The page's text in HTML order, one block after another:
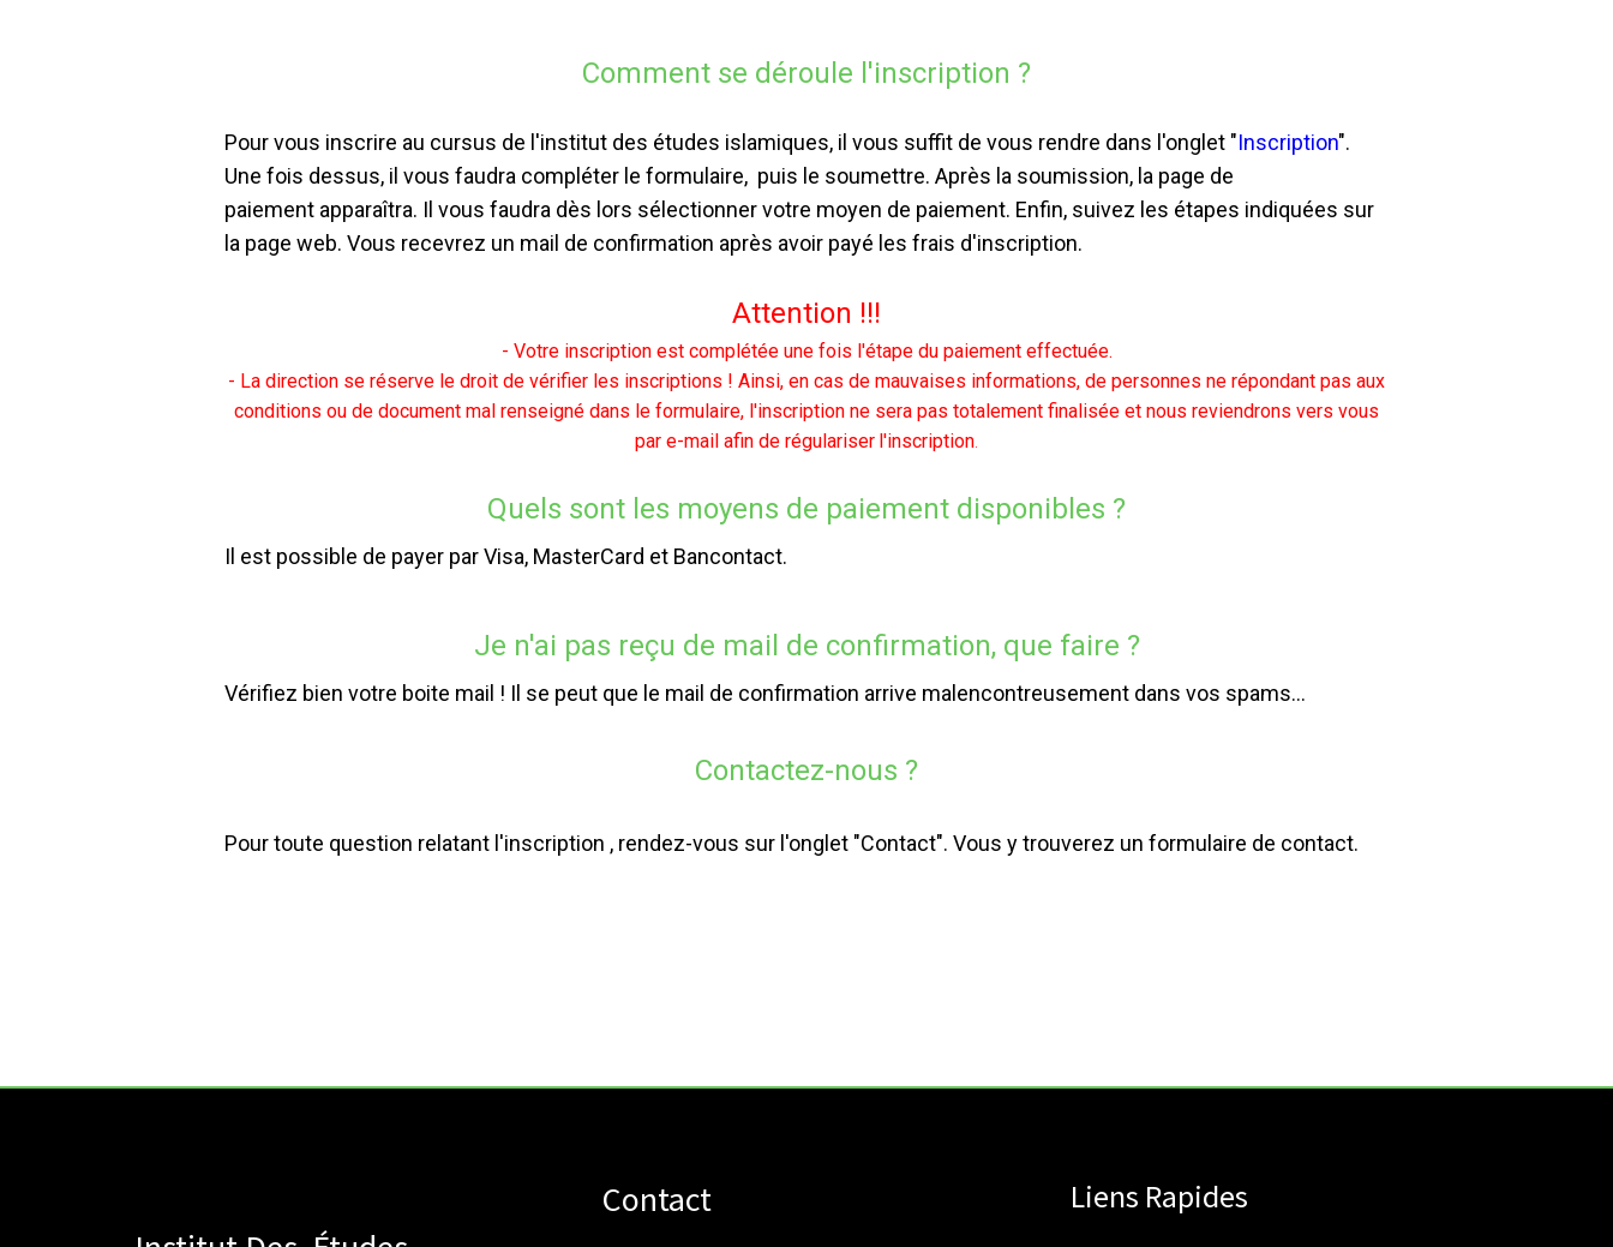
Comment se déroule l'inscription ?
Pour vous inscrire au cursus de l'institut des études islamiques, il vous suffit de vous rendre dans l'onglet "Inscription".
Une fois dessus, il vous faudra compléter le formulaire, puis le soumettre. Après la soumission, la page de
paiement apparaîtra. Il vous faudra dès lors sélectionner votre moyen de paiement. Enfin, suivez les étapes indiquées sur
la page web. Vous recevrez un mail de confirmation après avoir payé les frais d'inscription.
Attention !!!
- Votre inscription est complétée une fois l'étape du paiement effectuée.
- La direction se réserve le droit de vérifier les inscriptions ! Ainsi, en cas de mauvaises informations, de personnes ne répondant pas aux
conditions ou de document mal renseigné dans le formulaire, l'inscription ne sera pas totalement finalisée et nous reviendrons vers vous
par e-mail afin de régulariser l'inscription.
Quels sont les moyens de paiement disponibles ?
Il est possible de payer par Visa, MasterCard et Bancontact.
Je n'ai pas reçu de mail de confirmation, que faire ?
Vérifiez bien votre boite mail ! Il se peut que le mail de confirmation arrive malencontreusement dans vos spams...
Contactez-nous ?
Pour toute question relatant l'inscription , rendez-vous sur l'onglet "Contact". Vous y trouverez un formulaire de contact.
Contact Liens Rapides